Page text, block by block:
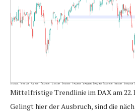
Mittelfristige Trendlinie im DAX am
Gelingt hier der Ausbruch, sind die